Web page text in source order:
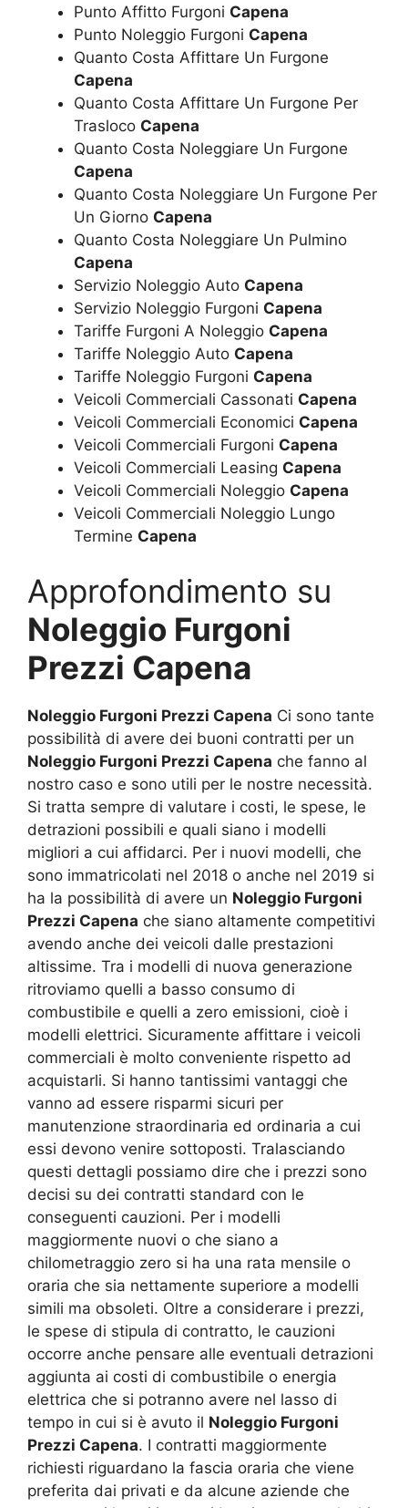
Punto Affitto Furgoni Capena
Punto Noleggio Furgoni Capena
Quanto Costa Affittare Un Furgone
Capena
Quanto Costa Affittare Un Furgone Per
Trasloco Capena
Quanto Costa Noleggiare Un Furgone
Capena
Quanto Costa Noleggiare Un Furgone Per
Un Giorno Capena
Quanto Costa Noleggiare Un Pulmino
Capena
Servizio Noleggio Auto Capena
Servizio Noleggio Furgoni Capena
Tariffe Furgoni A Noleggio Capena
Tariffe Noleggio Auto Capena
Tariffe Noleggio Furgoni Capena
Veicoli Commerciali Cassonati Capena
Veicoli Commerciali Economici Capena
Veicoli Commerciali Furgoni Capena
Veicoli Commerciali Leasing Capena
Veicoli Commerciali Noleggio Capena
Veicoli Commerciali Noleggio Lungo
Termine Capena
Approfondimento su
Noleggio Furgoni
Prezzi Capena
Noleggio Furgoni Prezzi Capena Ci sono tante
possibilità di avere dei buoni contratti per un
Noleggio Furgoni Prezzi Capena che fanno al
nostro caso e sono utili per le nostre necessità.
Si tratta sempre di valutare i costi, le spese, le
detrazioni possibili e quali siano i modelli
migliori a cui affidarci. Per i nuovi modelli, che
sono immatricolati nel 2018 o anche nel 2019 si
ha la possibilità di avere un Noleggio Furgoni
Prezzi Capena che siano altamente competitivi
avendo anche dei veicoli dalle prestazioni
altissime. Tra i modelli di nuova generazione
ritroviamo quelli a basso consumo di
combustibile e quelli a zero emissioni, cioè i
modelli elettrici. Sicuramente affittare i veicoli
commerciali è molto conveniente rispetto ad
acquistarli. Si hanno tantissimi vantaggi che
vanno ad essere risparmi sicuri per
manutenzione straordinaria ed ordinaria a cui
essi devono venire sottoposti. Tralasciando
questi dettagli possiamo dire che i prezzi sono
decisi su dei contratti standard con le
conseguenti cauzioni. Per i modelli
maggiormente nuovi o che siano a
chilometraggio zero si ha una rata mensile o
oraria che sia nettamente superiore a modelli
simili ma obsoleti. Oltre a considerare i prezzi,
le spese di stipula di contratto, le cauzioni
occorre anche pensare alle eventuali detrazioni
aggiunta ai costi di combustibile o energia
elettrica che si potranno avere nel lasso di
tempo in cui si è avuto il Noleggio Furgoni
Prezzi Capena. I contratti maggiormente
richiesti riguardano la fascia oraria che viene
preferita dai privati e da alcune aziende che